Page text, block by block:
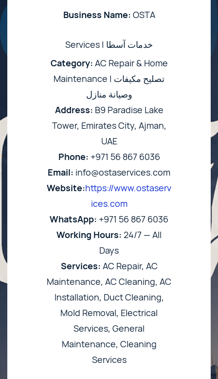
Business Name: OSTA
Services | خدمات آسطا
Category: AC Repair & Home
Maintenance | تصليح مكيفات
وصيانة منازل
Address: B9 Paradise Lake
Tower, Emirates City, Ajman,
UAE
Phone: +971 56 867 6036
Email: info@ostaservices.com
Website:https://www.ostaserv
ices.com
WhatsApp: +971 56 867 6036
Working Hours: 24/7 — All
Days
Services: AC Repair, AC
Maintenance, AC Cleaning, AC
Installation, Duct Cleaning,
Mold Removal, Electrical
Services, General
Maintenance, Cleaning
Services